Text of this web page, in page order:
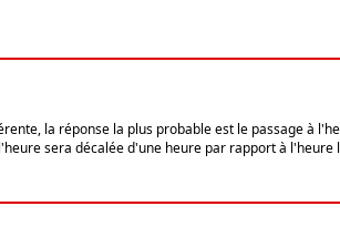
la réponse la plus probable est le passage à
sera décalée d'une heure par rapport à l'heure